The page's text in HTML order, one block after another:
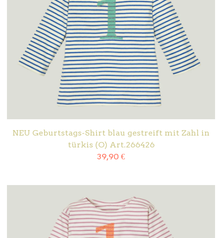
NEU Geburtstags-Shirt blau gestreift mit Zahl in
türkis (O) Art.266426
39,90 €